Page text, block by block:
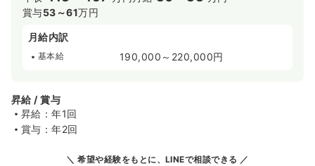
賞与53～61万円
月給内訳
基本給 190,000～220,000円
昇給 / 賞与
昇給：年1回
賞与：年2回
希望や経験をもとに、LINEで相談できる